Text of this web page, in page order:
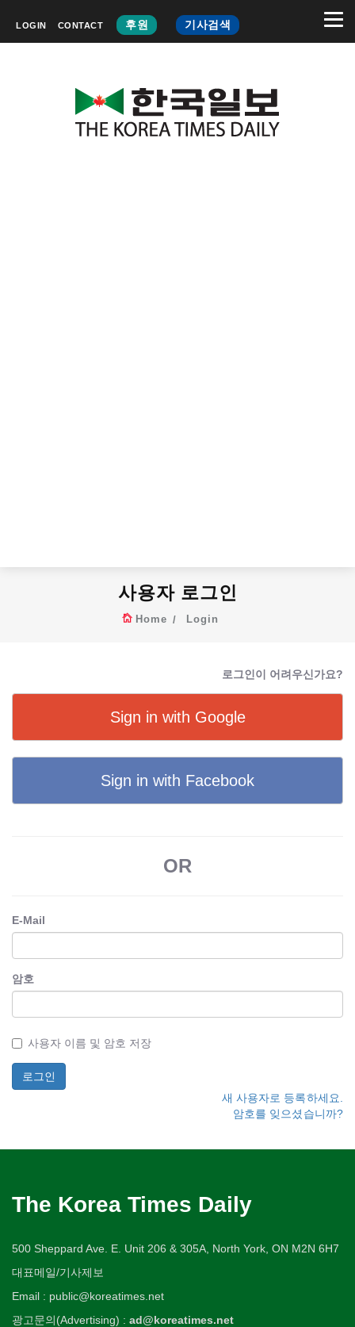
LOGIN CONTACT 후원 기사검색
사용자 로그인
Home Login
로그인이 어려우신가요?
Sign in with Google
Sign in with Facebook
OR
E-Mail
암호
사용자 이름 및 암호 저장
새 사용자로 등록하세요.
암호를 잊으셨습니까?
The Korea Times Daily
500 Sheppard Ave. E. Unit 206 & 305A, North York, ON M2N 6H7
대표메일/기사제보
Email : public@koreatimes.net
광고문의(Advertising) : ad@koreatimes.net